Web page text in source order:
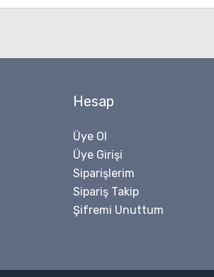
Hesap
Üye Ol
Üye Girişi
Siparişlerim
Sipariş Takip
Şifremi Unuttum